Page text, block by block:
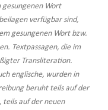
Wort
verfügbar sind,
gesungenen Wort bzw.
Textpassagen, die im
Transliteration.
englische, wurden in
beruht teils auf der
teils auf der neuen